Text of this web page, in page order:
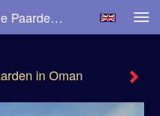
Marina Radius - Arabische Paarden In Oman
in Oman